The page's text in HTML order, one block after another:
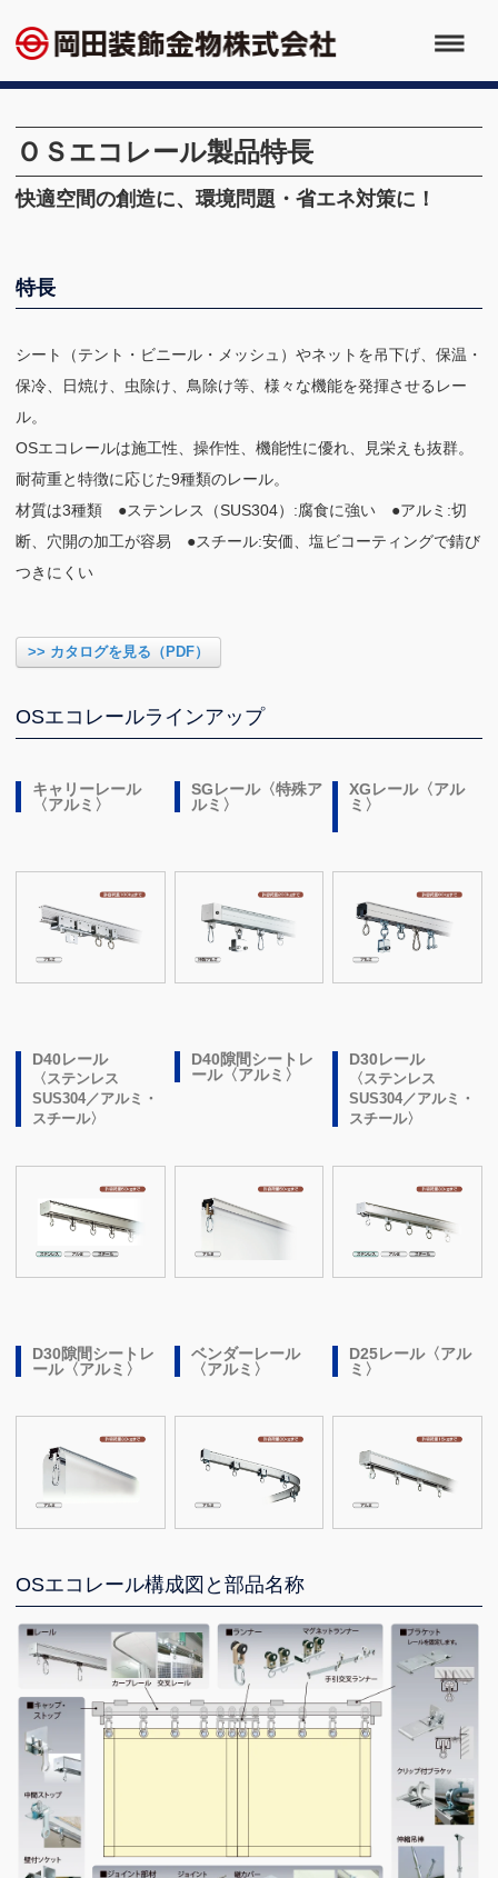
ＯＳエコレール製品特長
快適空間の創造に、環境問題・省エネ対策に！
特長
シート（テント・ビニール・メッシュ）やネットを吊下げ、保温・
保冷、日焼け、虫除け、鳥除け等、様々な機能を発揮させるレー
ル。
OSエコレールは施工性、操作性、機能性に優れ、見栄えも抜群。
耐荷重と特徴に応じた9種類のレール。
材質は3種類 ●ステンレス（SUS304）:腐食に強い ●アルミ:切
断、穴開の加工が容易 ●スチール:安価、塩ビコーティングで錆び
つきにくい
>> カタログを見る（PDF）
OSエコレールラインアップ
キャリーレール
〈アルミ〉
SGレール〈特殊ア
ルミ〉
XGレール〈アル
ミ〉
D40レール
〈ステンレス
SUS304／アルミ・
スチール〉
D40隙間シートレ
ール〈アルミ〉
D30レール
〈ステンレス
SUS304／アルミ・
スチール〉
D30隙間シートレ
ール〈アルミ〉
ベンダーレール
〈アルミ〉
D25レール〈アル
ミ〉
OSエコレール構成図と部品名称